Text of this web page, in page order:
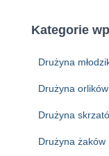
Kategorie
Drużyna
Drużyna orlików
Drużyna
Drużyna żaków